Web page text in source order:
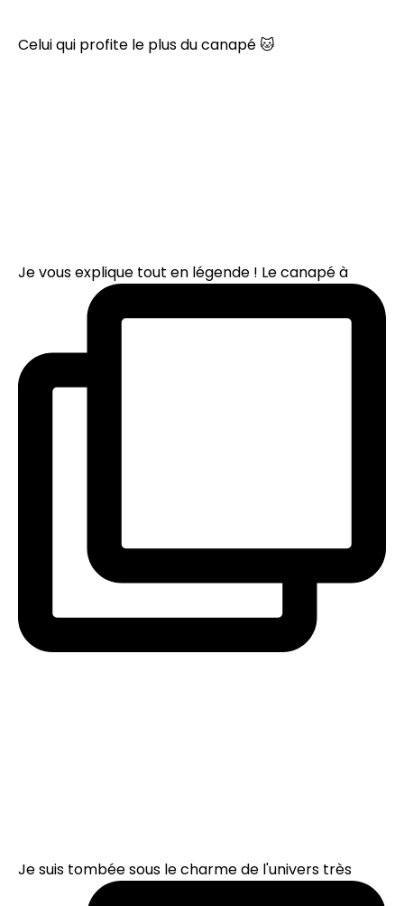
Celui qui profite le plus du canapé 🐱
Je vous explique tout en légende ! Le canapé à
Je suis tombée sous le charme de l'univers très